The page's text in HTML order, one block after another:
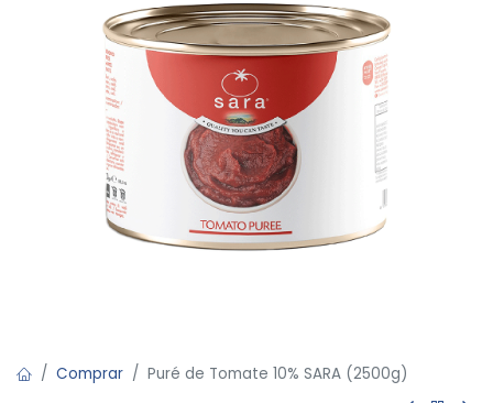
Comprar Puré de Tomate 10% SARA (2500g)